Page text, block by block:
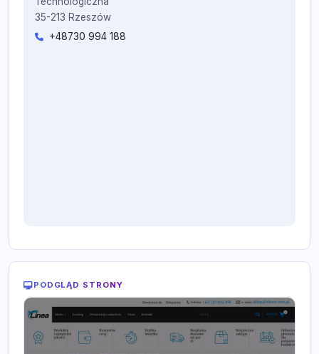
35-213 Rzeszów
+48730 994 188
PODGLĄD STRONY